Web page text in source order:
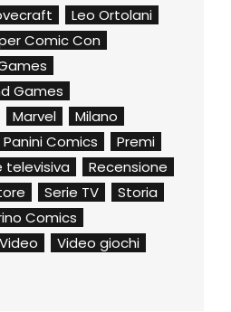
Leo Ortolani
Comic Con
Games
Marvel
Milano
Panini Comics
Premi
televisiva
Recensione
Serie TV
Storia
Comics
Video
Video giochi